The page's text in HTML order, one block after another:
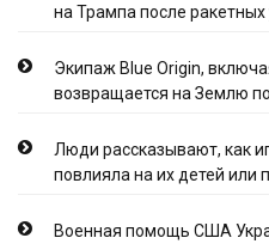
на Трампа после ракетных
Экипаж Blue Origin,
возвращается на Землю
Люди рассказывают, как
повлияла на их детей или
Военная помощь США